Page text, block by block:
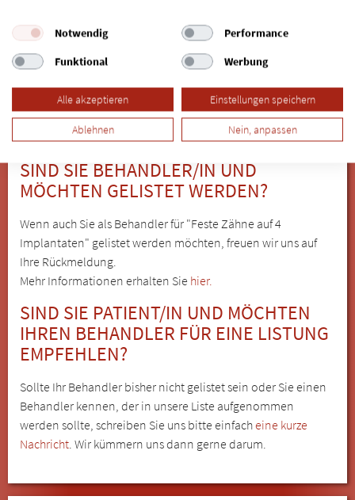
Ammerndorf|Obermichelbach |Aurachtal|Großhabersdorf
Dietenhofen|Fürth Oberasbach |Weisendorf
Trautskirchen|Neustadt an der Aisch|Diespeck|
Großenseebach|Gerhardshofen Heßdorf|Heilsbronn|
Dachsbach
SIND SIE BEHANDLER/IN UND
MÖCHTEN GELISTET WERDEN?
Wenn auch Sie als Behandler für "Feste Zähne auf 4
Implantaten" gelistet werden möchten, freuen wir uns auf
Ihre Rückmeldung.
Mehr Informationen erhalten Sie hier.
SIND SIE PATIENT/IN UND MÖCHTEN
IHREN BEHANDLER FÜR EINE LISTUNG
EMPFEHLEN?
Sollte Ihr Behandler bisher nicht gelistet sein oder Sie einen
Behandler kennen, der in unsere Liste aufgenommen
werden sollte, schreiben Sie uns bitte einfacheine kurze
Nachricht. Wir kümmern uns dann gerne darum.
Notwendig
Performance
Funktional
Werbung
Alle akzeptieren Einstellungen speichern
Ablehnen Nein, anpassen